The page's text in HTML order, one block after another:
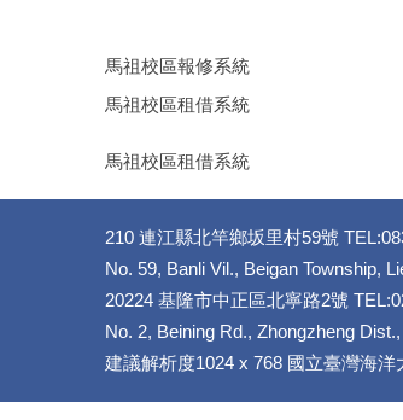
馬祖校區報修系統
馬祖校區租借系統
馬祖校區租借系統
210 連江縣北竿鄉坂里村59號
No. 59, Banli Vil., Beigan Township,
20224 基隆市中正區北寧路2號
No. 2, Beining Rd., Zhongzheng
建議解析度1024 x 768 國立臺灣海